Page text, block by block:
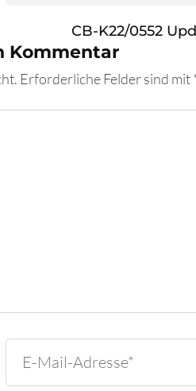
CB-K22/0552
Kommentar
Erforderliche Felder sind mit